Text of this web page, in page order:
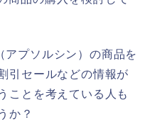
プソルシン）の商品を
引セールなどの情報が
ことを考えている人も
か？